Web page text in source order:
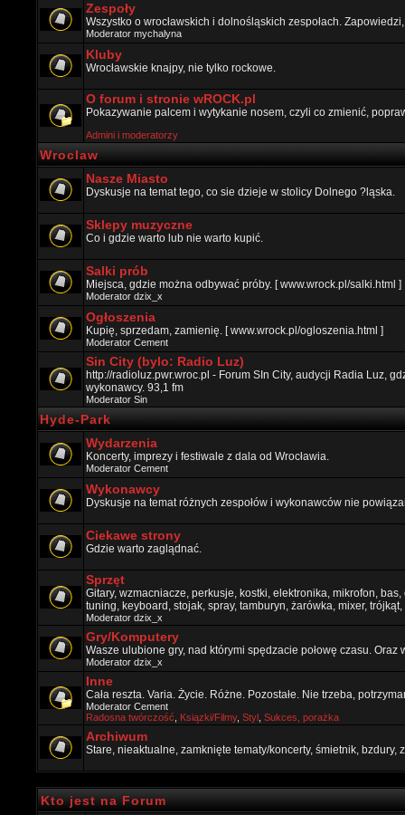
Zespoły
Wszystko o wrocławskich i dolnośląskich zespołach.
Moderator mychalyna
Kluby
Wrocławskie knajpy, nie tylko rockowe.
O forum i stronie wROCK.pl
Pokazywanie palcem i wytykanie nosem, czyli co zmienić,
Admini i moderatorzy
Wroclaw
Nasze Miasto
Dyskusje na temat tego, co sie dzieje w stolicy Dolnego ?ląska.
Sklepy muzyczne
Co i gdzie warto lub nie warto kupić.
Salki prób
Miejsca, gdzie można odbywać próby. [ www.wrock.pl/salki.html ]
Moderator dzix_x
Ogłoszenia
Kupię, sprzedam, zamienię. [ www.wrock.pl/ogloszenia.html ]
Moderator Cement
Sin City (bylo: Radio Luz)
http://radioluz.pwr.wroc.pl - Forum SIn City, audycji Radia Luz,
wykonawcy. 93,1 fm
Moderator Sin
Hyde-Park
Wydarzenia
Koncerty, imprezy i festiwale z dala od Wrocławia.
Moderator Cement
Wykonawcy
Dyskusje na temat różnych zespołów i wykonawców nie
Ciekawe strony
Gdzie warto zaglądnać.
Sprzęt
Gitary, wzmacniacze, perkusje, kostki, elektronika, mikrofon,
tuning, keyboard, stojak, spray, tamburyn, żarówka, mixer, trójkąt,
Moderator dzix_x
Gry/Komputery
Wasze ulubione gry, nad którymi spędzacie połowę czasu.
Moderator dzix_x
Inne
Cała reszta. Varia. Życie. Różne. Pozostałe. Nie trzeba,
Moderator Cement
Radosna twórczość
Ksiązki/Filmy, Styl Sukces, porażka
Archiwum
Stare, nieaktualne, zamknięte tematy/koncerty, śmietnik, bzdury,
Kto jest na Forum